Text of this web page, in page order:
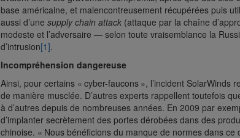
base américaine, et malencontreusement récupérées puis
aussi d’une supply chain attack (attaque par la chaîne
modeste et l’adversaire — selon toute vraisemblance la
d’intrusion[1].
Incompréhension dangereuse
Ainsi, pour certains « cyber-faucons », l’incident SolarWinds
de manière musclée. D’autres experts rappellent toutefois
à d’autres depuis de nombreuses années. En 2009 par
d’implanter secrètement des portes dérobées dans des
chinoise. « Nous bénéficions du manque de normes dans